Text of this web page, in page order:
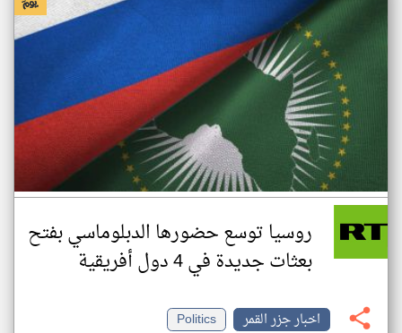
روسيا توسع حضورها الدبلوماسي بفتح
بعثات جديدة في 4 دول أفريقية
اخبار جزر القمر
Politics